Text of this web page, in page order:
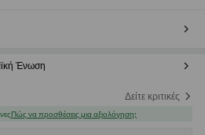
Ένωση
Δείτε κριτικές
Πώς να προσθέσεις μια αξιολόγηση;